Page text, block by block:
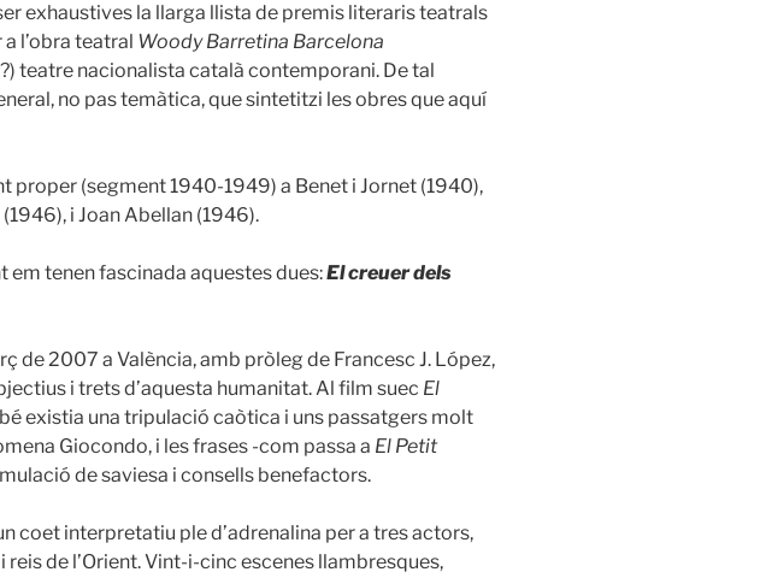
exhaustives la llarga llista de premis literaris teatrals
l’obra teatral Woody Barretina Barcelona
teatre nacionalista català contemporani. De tal
no pas temàtica, que sintetitzi les obres que aquí
proper (segment 1940-1949) a Benet i Jornet (1940),
i Joan Abellan (1946).
em tenen fascinada aquestes dues:El creuer dels
de 2007 a València, amb pròleg de Francesc J. López,
i trets d’aquesta humanitat. Al film suec El
existia una tripulació caòtica i uns passatgers molt
Giocondo, i les frases -com passa a El Petit
de saviesa i consells benefactors.
coet interpretatiu ple d’adrenalina per a tres actors,
de l’Orient. Vint-i-cinc escenes llambresques,